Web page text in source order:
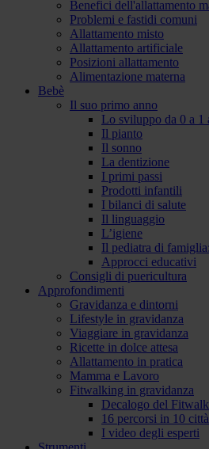
Benefici dell'allattamento
Problemi e fastidi comuni
Allattamento misto
Allattamento artificiale
Posizioni allattamento
Alimentazione materna
Bebè
Il suo primo anno
Lo sviluppo da 0 a 1
Il pianto
Il sonno
La dentizione
I primi passi
Prodotti infantili
I bilanci di salute
Il linguaggio
L’igiene
Il pediatra di
Approcci educativi
Consigli di puericultura
Approfondimenti
Gravidanza e dintorni
Lifestyle in gravidanza
Viaggiare in gravidanza
Ricette in dolce attesa
Allattamento in pratica
Mamma e Lavoro
Fitwalking in gravidanza
Decalogo del
16 percorsi in 10 città
I video degli esperti